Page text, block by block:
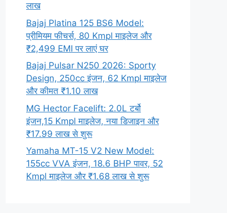
लाख
Bajaj Platina 125 BS6 Model:
प्रीमियम फीचर्स, 80 Kmpl माइलेज और
₹2,499 EMI पर लाएं घर
Bajaj Pulsar N250 2026: Sporty
Design, 250cc इंजन, 62 Kmpl माइलेज
और कीमत ₹1.10 लाख
MG Hector Facelift: 2.0L टर्बो
इंजन,15 Kmpl माइलेज, नया डिजाइन और
₹17.99 लाख से शुरू
Yamaha MT-15 V2 New Model:
155cc VVA इंजन, 18.6 BHP पावर, 52
Kmpl माइलेज और ₹1.68 लाख से शुरू